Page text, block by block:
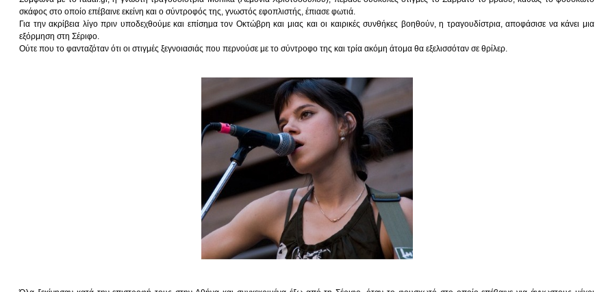
σκάφος στο οποίο επέβαινε εκείνη και ο σύντροφός της, γνωστός εφοπλιστής, έπιασε φωτιά.
Για την ακρίβεια λίγο πριν υποδεχθούμε και επίσημα τον Οκτώβρη και μιας και οι καιρικές συνθήκες βοηθούν, η τραγουδίστρια, αποφάσισε να κάνει μια
εξόρμηση στη Σέριφο.
Ούτε που το φανταζόταν ότι οι στιγμές ξεγνοιασιάς που περνούσε με το σύντροφο της και τρία ακόμη άτομα θα εξελισσόταν σε θρίλερ.